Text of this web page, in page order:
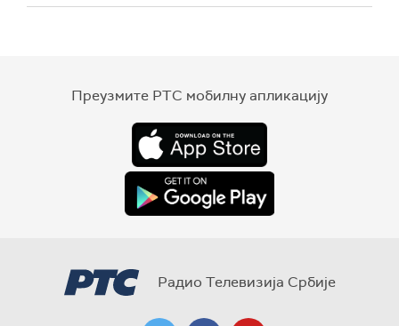
Преузмите РТС мобилну апликацију
Радио Телевизија Србије